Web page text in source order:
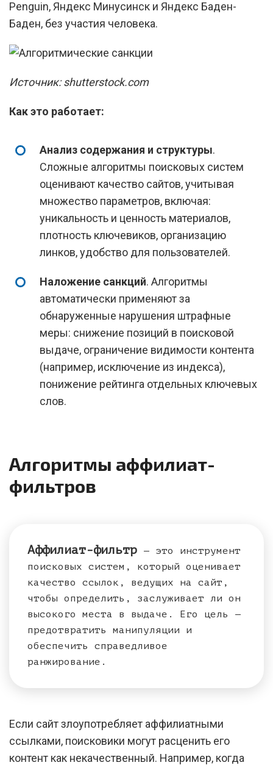
Penguin, Яндекс Минусинск и Яндекс Баден-
Баден, без участия человека.
Источник: shutterstock.com
Как это работает:
Анализ содержания и структуры.
Сложные алгоритмы поисковых систем
оценивают качество сайтов, учитывая
множество параметров, включая:
уникальность и ценность материалов,
плотность ключевиков, организацию
линков, удобство для пользователей.
Наложение санкций. Алгоритмы
автоматически применяют за
обнаруженные нарушения штрафные
меры: снижение позиций в поисковой
выдаче, ограничение видимости контента
(например, исключение из индекса),
понижение рейтинга отдельных ключевых
слов.
Алгоритмы аффилиат-
фильтров
Аффилиат-фильтр — это инструмент
поисковых систем, который оценивает
качество ссылок, ведущих на сайт,
чтобы определить, заслуживает ли он
высокого места в выдаче. Его цель —
предотвратить манипуляции и
обеспечить справедливое
ранжирование.
Если сайт злоупотребляет аффилиатными
ссылками, поисковики могут расценить его
контент как некачественный. Например, когда